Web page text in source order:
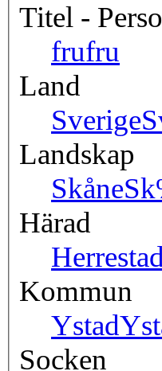
Titel -
frufru
Land
Sverige
Landskap
Skåne
Härad
Kommun
Ystad
Socken